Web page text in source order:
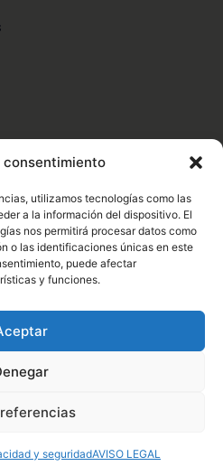
consentimiento
utilizamos tecnologías como las
a la información del dispositivo. El
nos permitirá procesar datos como
o las identificaciones únicas en este
puede afectar
y funciones.
y seguridadAVISO LEGAL
Sitio web oficial de Herbalife,